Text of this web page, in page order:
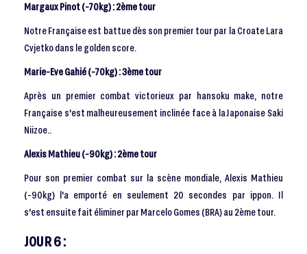
Margaux Pinot (-70kg) : 2ème tour
Notre Française est battue dès son premier tour par la Croate Lara
Cvjetko dans le golden score.
Marie-Eve Gahié (-70kg) : 3ème tour
Après un premier combat victorieux par hansoku make, notre
Française s'est malheureusement inclinée face à la Japonaise Saki
Niizoe..
Alexis Mathieu (-90kg) : 2ème tour
Pour son premier combat sur la scène mondiale, Alexis Mathieu
(-90kg) l'a emporté en seulement 20 secondes par ippon. Il
s'est ensuite fait éliminer par Marcelo Gomes (BRA) au 2ème tour.
JOUR 6 :